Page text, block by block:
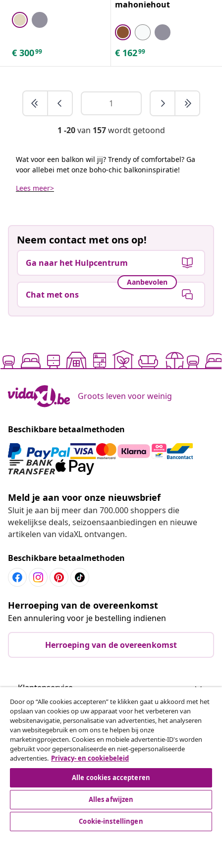
€ 30099
mahoniehout
€ 16299
1 -20van 157wordt getoond
Wat voor een balkon wil jij? Trendy of comfortabel? Ga
voor allebei met onze boho-chic balkoninspiratie!
Lees meer>
Neem contact met ons op!
Ga naar het Hulpcentrum
Aanbevolen
Chat met ons
Groots leven voor weinig
Beschikbare betaalmethoden
Meld je aan voor onze nieuwsbrief
Sluit je aan bij meer dan 700.000 shoppers die
wekelijkse deals, seizoensaanbiedingen en nieuwe
artikelen van vidaXL ontvangen.
Beschikbare betaalmethoden
Herroeping van de overeenkomst
Een annulering voor je bestelling indienen
Herroeping van de overeenkomst
Klantenservice
Zakelijk
vidaXL
Door op “Alle cookies accepteren” te klikken gaat u akkoord met het
opslaan van cookies op uw apparaat voor het verbeteren van
websitenavigatie, personalisatie van advertenties, het analyseren
van websitegebruik en om ons te helpen bij onze
marketingprojecten. Cookies en mobiele advertentie-ID's worden
gebruikt voor gepersonaliseerde en niet-gepersonaliseerde
advertenties. Privacy- en cookiebeleid
Alle cookies accepteren
Alles afwijzen
Cookie-instellingen